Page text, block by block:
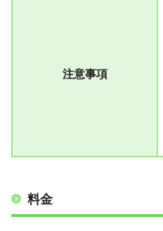
注意事項
料金